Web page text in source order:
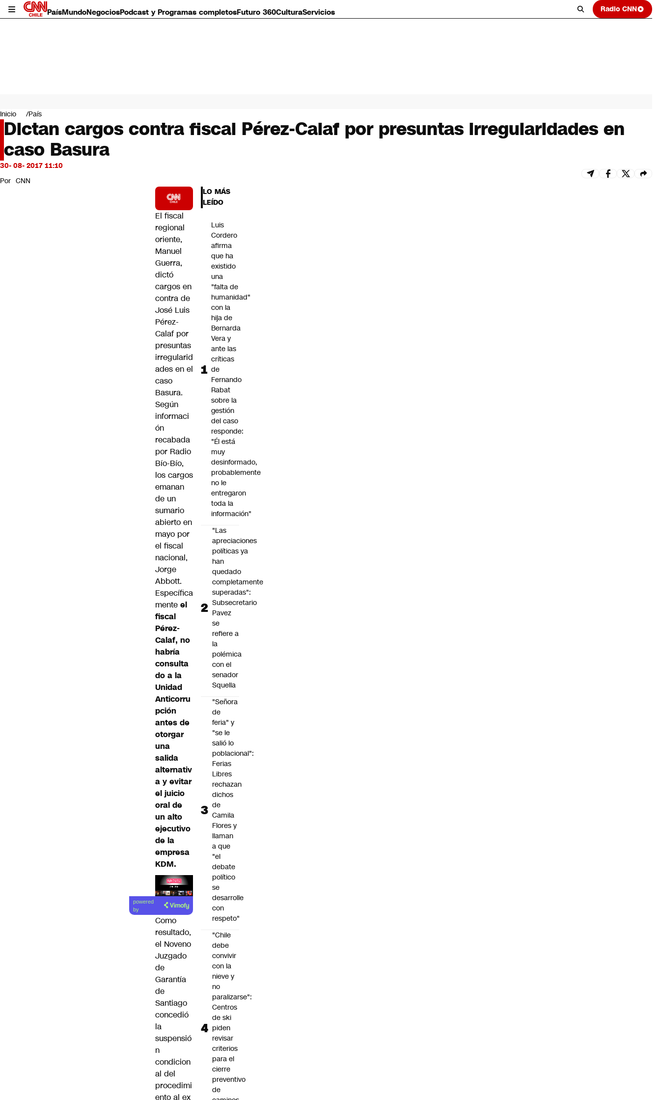
PaísMundoNegociosPodcast y Programas completosFuturo 360CulturaServicios Radio CNN
Mundo
Negocios
Deportes
Programas completos
Cultura
Servicios
Bits
CNN Data
Inicio País
Dictan cargos contra fiscal Pérez-Calaf por presuntas irregularidades en
caso Basura
30- 08- 2017 11:10
Por CNN
El fiscal
regional
oriente,
Manuel
Guerra,
dictó
cargos en
contra de
José Luis
Pérez-
Calaf por
presuntas
irregularid
ades en el
caso
Basura.
Según
informaci
ón
recabada
por Radio
Bío-Bío,
los cargos
emanan
de un
sumario
abierto en
mayo por
el fiscal
nacional,
Jorge
Abbott.
Específica
mente el
fiscal
Pérez-
Calaf, no
habría
consulta
do a la
Unidad
Anticorru
pción
antes de
otorgar
una
salida
alternativ
a y evitar
el juicio
oral de
un alto
ejecutivo
de la
empresa
KDM.
Lea el
artículo
powered
by
Como
resultado,
el Noveno
Juzgado
de
Garantía
de
Santiago
concedió
la
suspensió
n
condicion
al del
procedimi
ento al ex
LO MÁS
LEÍDO
Luis
Cordero
afirma
que ha
existido
una
"falta de
humanidad"
con la
hija de
Bernarda
Vera y
ante las
críticas
de
Fernando
Rabat
sobre la
gestión
del caso
responde:
"Él está
muy
desinformado,
probablemente
no le
entregaron
toda la
información"
"Las
apreciaciones
políticas ya
han
quedado
completamente
superadas":
Subsecretario
Pavez
se
refiere a
la
polémica
con el
senador
Squella
"Señora
de
feria" y
"se le
salió lo
poblacional":
Ferias
Libres
rechazan
dichos
de
Camila
Flores y
llaman
a que
"el
debate
político
se
desarrolle
con
respeto"
"Chile
debe
convivir
con la
nieve y
no
paralizarse":
Centros
de ski
piden
revisar
criterios
para el
cierre
preventivo
de